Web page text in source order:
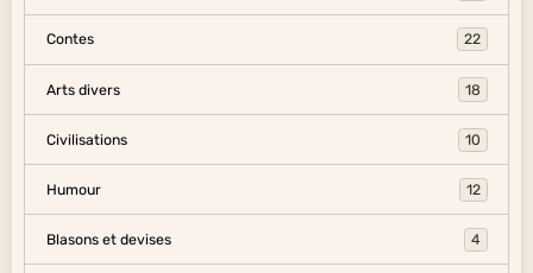
Contes 22
Arts divers 18
Civilisations 10
Humour 12
Blasons et devises 4